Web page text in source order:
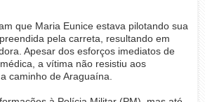
que Maria Eunice estava pilotando sua
pela carreta, resultando em
Apesar dos esforços imediatos de
a vítima não resistiu aos
caminho de Araguaína.